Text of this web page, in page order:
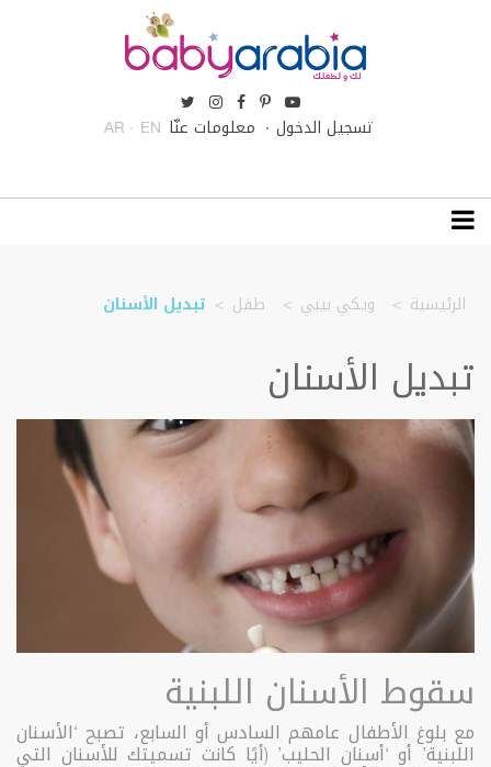
تسجيل الدخول معلومات عنّا EN
AR
الرئيسية ويكي بيبي طفل تبديل الأسنان
تبديل الأسنان
سقوط الأسنان اللبنية
مع بلوغ الأطفال عامهم السادس أو السابع، تصبح ‘الأسنان
اللبنية’ أو ‘أسنان الحليب’ (أيًا كانت تسميتك للأسنان التي